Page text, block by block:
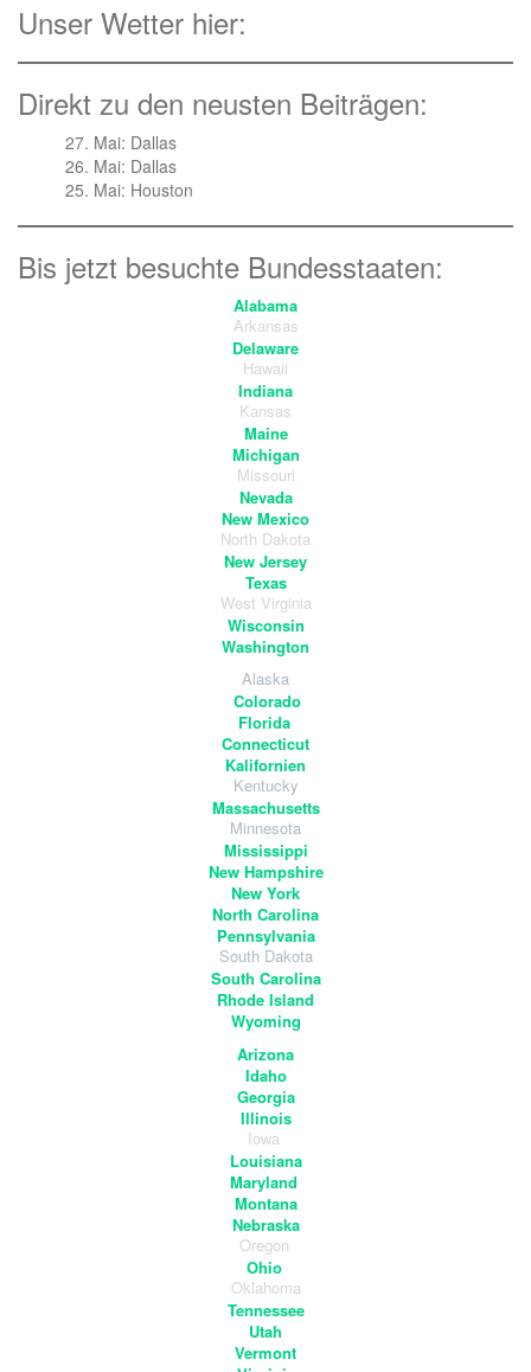
Unser Wetter hier:
Direkt zu den neusten Beiträgen:
27. Mai: Dallas
26. Mai: Dallas
25. Mai: Houston
Bis jetzt besuchte Bundesstaaten:
Alabama
Arkansas
Delaware
Hawaii
Indiana
Kansas
Maine
Michigan
Missouri
Nevada
New Mexico
North Dakota
New Jersey
Texas
West Virginia
Wisconsin
Washington
Alaska
Colorado
Florida
Connecticut
Kalifornien
Kentucky
Massachusetts
Minnesota
Mississippi
New Hampshire
New York
North Carolina
Pennsylvania
South Dakota
South Carolina
Rhode Island
Wyoming
Arizona
Idaho
Georgia
Illinois
Iowa
Louisiana
Maryland
Montana
Nebraska
Oregon
Ohio
Oklahoma
Tennessee
Utah
Vermont